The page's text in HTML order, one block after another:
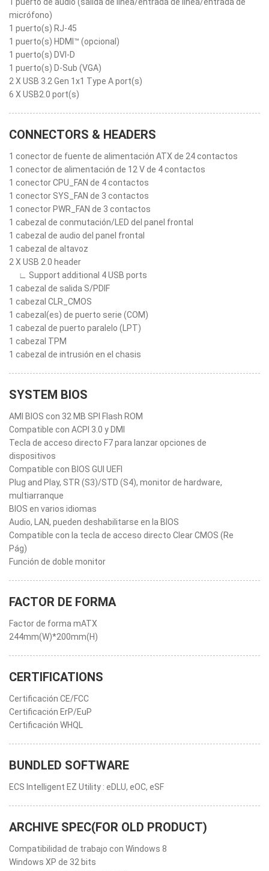
micrófono)
1 puerto(s) RJ-45
1 puerto(s) HDMI™ (opcional)
1 puerto(s) DVI-D
1 puerto(s) D-Sub (VGA)
2 X USB 3.2 Gen 1x1 Type A port(s)
6 X USB2.0 port(s)
CONNECTORS & HEADERS
1 conector de fuente de alimentación ATX de 24 contactos
1 conector de alimentación de 12 V de 4 contactos
1 conector CPU_FAN de 4 contactos
1 conector SYS_FAN de 3 contactos
1 conector PWR_FAN de 3 contactos
1 cabezal de conmutación/LED del panel frontal
1 cabezal de audio del panel frontal
1 cabezal de altavoz
2 X USB 2.0 header
∟ Support additional 4 USB ports
1 cabezal de salida S/PDIF
1 cabezal CLR_CMOS
1 cabezal(es) de puerto serie (COM)
1 cabezal de puerto paralelo (LPT)
1 cabezal TPM
1 cabezal de intrusión en el chasis
SYSTEM BIOS
AMI BIOS con 32 MB SPI Flash ROM
Compatible con ACPI 3.0 y DMI
Tecla de acceso directo F7 para lanzar opciones de
dispositivos
Compatible con BIOS GUI UEFI
Plug and Play, STR (S3)/STD (S4), monitor de hardware,
multiarranque
BIOS en varios idiomas
Audio, LAN, pueden deshabilitarse en la BIOS
Compatible con la tecla de acceso directo Clear CMOS (Re
Pág)
Función de doble monitor
FACTOR DE FORMA
Factor de forma mATX
244mm(W)*200mm(H)
CERTIFICATIONS
Certificación CE/FCC
Certificación ErP/EuP
Certificación WHQL
BUNDLED SOFTWARE
ECS Intelligent EZ Utility : eDLU, eOC, eSF
ARCHIVE SPEC(FOR OLD PRODUCT)
Compatibilidad de trabajo con Windows 8
Windows XP de 32 bits